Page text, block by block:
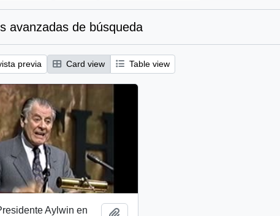
avanzadas de búsqueda
previa Card view Table view
Aylwin en